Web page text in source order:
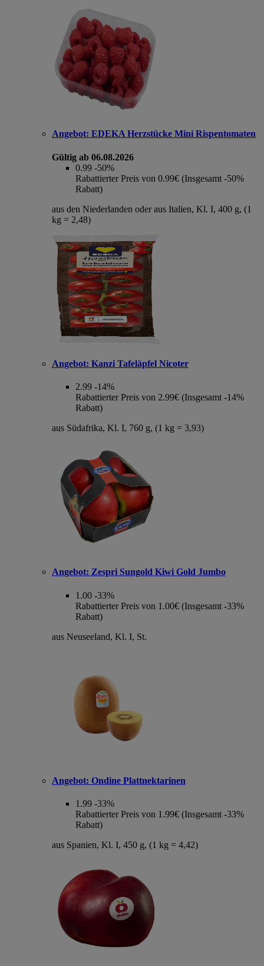
Angebot: EDEKA Herzstücke Mini Rispentomaten
Gültig ab 06.08.2026
0.99 -50%
Rabattierter Preis von 0.99€ (Insgesamt -50%
Rabatt)
aus den Niederlanden oder aus Italien, Kl. I, 400 g, (1
kg = 2,48)
Angebot: Kanzi Tafeläpfel Nicoter
2.99 -14%
Rabattierter Preis von 2.99€ (Insgesamt -14%
Rabatt)
aus Südafrika, Kl. I, 760 g, (1 kg = 3,93)
Angebot: Zespri Sungold Kiwi Gold Jumbo
1.00 -33%
Rabattierter Preis von 1.00€ (Insgesamt -33%
Rabatt)
aus Neuseeland, Kl. I, St.
Angebot: Ondine Plattnektarinen
1.99 -33%
Rabattierter Preis von 1.99€ (Insgesamt -33%
Rabatt)
aus Spanien, Kl. I, 450 g, (1 kg = 4,42)